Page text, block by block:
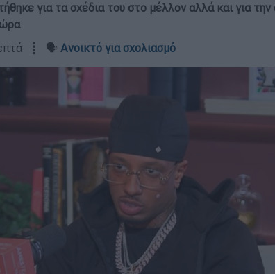
για τα σχέδια του στο μέλλον αλλά και για την
┋ 🗣️ Ανοικτό για σχολιασμό